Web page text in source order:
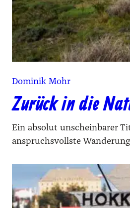
Dominik Mohr
Zurück in die
Ein absolut unscheinbarer
anspruchsvollste